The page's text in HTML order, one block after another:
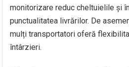
monitorizare reduc cheltuielile și
punctualitatea livrărilor. De
mulți transportatori oferă
întârzieri.